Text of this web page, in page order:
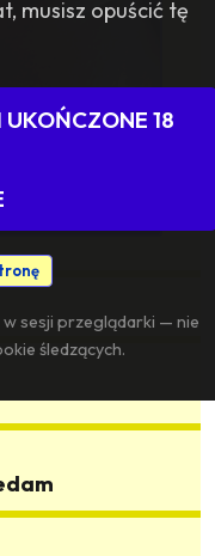
musisz opuścić tę
18
sesji przeglądarki — nie
śledzących.